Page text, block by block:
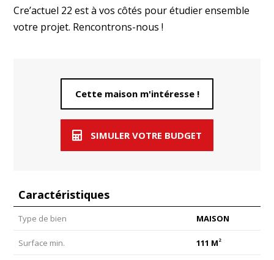
Cre’actuel 22 est à vos côtés pour étudier ensemble
votre projet. Rencontrons-nous !
Cette maison m'intéresse !
SIMULER VOTRE BUDGET
Caractéristiques
Type de bien MAISON
Surface min. 111 M 2